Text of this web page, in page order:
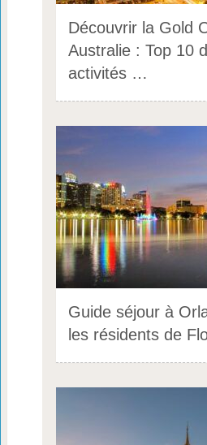
Découvrir la Gold
Australie : Top 10
activités …
Guide séjour à
les résidents de